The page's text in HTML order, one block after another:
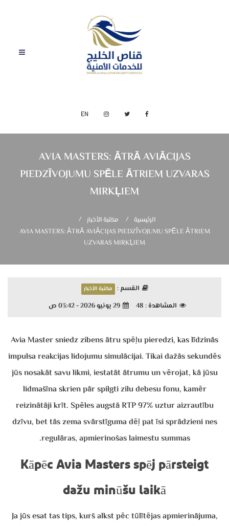
EN
AVIA MASTERS: ĀTRĀ AVIĀCIJAS
PIEDZĪVOJUMU SPĒLE ĀTRIEM UZVARAS
MIRKĻIEM
الرئيسية
مكتبة الأخبار
AVIA MASTERS: ĀTRĀ AVIĀCIJAS PIEDZĪVOJUMU SPĒLE ĀTRIEM
UZVARAS MIRKĻIEM
القسم : مكتبة الأخبار
المشاهدة : 48 29 يونيو 2026 - 03:42 ص
Avia Master sniedz zibens ātru spēļu pieredzi, kas līdzinās
impulsa reakcijas lidojumu simulācijai. Tikai dažās sekundēs
jūs nosakāt savu likmi, iestatāt ātrumu un vērojat, kā jūsu
lidmašīna skrien pār spilgti zilu debesu fonu, kamēr
reizinātāji krīt. Spēles augstā RTP 97% uztur aizrautību
dzīvu, bet tās zema svārstīguma dēļ pat īsi sprādzieni nes
regulāras, apmierinošas laimestu summas.
Kāpēc Avia Masters spēj pārsteigt
dažu minūšu laikā
Ja jūs esat tas tips, kurš alkst pēc tūlītējas apmierinājuma,